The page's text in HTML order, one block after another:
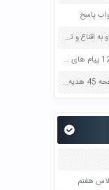
پاسخ
یکی از موثرترین پیام هایی را که دریافت کرده اید و به اقناع و تغییری جدی در شما منجر شده است برسی کنید و علت این تاثیر گذاری قابل توجه را بنویسید صفحه 52 تفکر و سواد رسانه ای دهم
یکی از خاطرات حضور خود در نماز جمعه صفحه 123 پیام های آسمان هفتم
یکی از داستان های مربوط به زندگی امام کاظم صفحه 45 هدیه های آسمان چهارم